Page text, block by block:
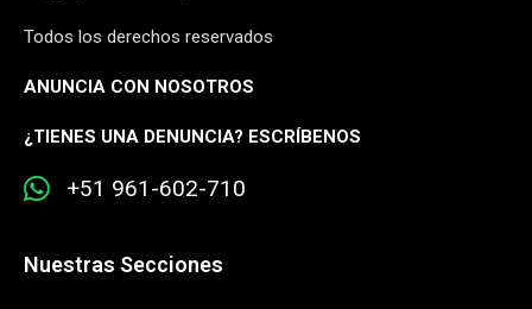
Todos los derechos reservados
ANUNCIA CON NOSOTROS
¿TIENES UNA DENUNCIA? ESCRÍBENOS
+51 961-602-710
Nuestras Secciones